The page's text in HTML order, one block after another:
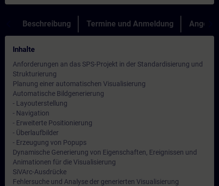
Beschreibung Termine und Anmeldung Angebot
Inhalte
Anforderungen an das SPS-Projekt in der Standardisierung und
Strukturierung
Planung einer automatischen Visualisierung
Automatische Bildgenerierung
- Layouterstellung
- Navigation
- Erweiterte Positionierung
- Überlaufbilder
- Erzeugung von Popups
Dynamische Generierung von Eigenschaften, Ereignissen und
Animationen für die Visualisierung
SiVArc-Ausdrücke
Fehlersuche und Analyse der generierten Visualisierung